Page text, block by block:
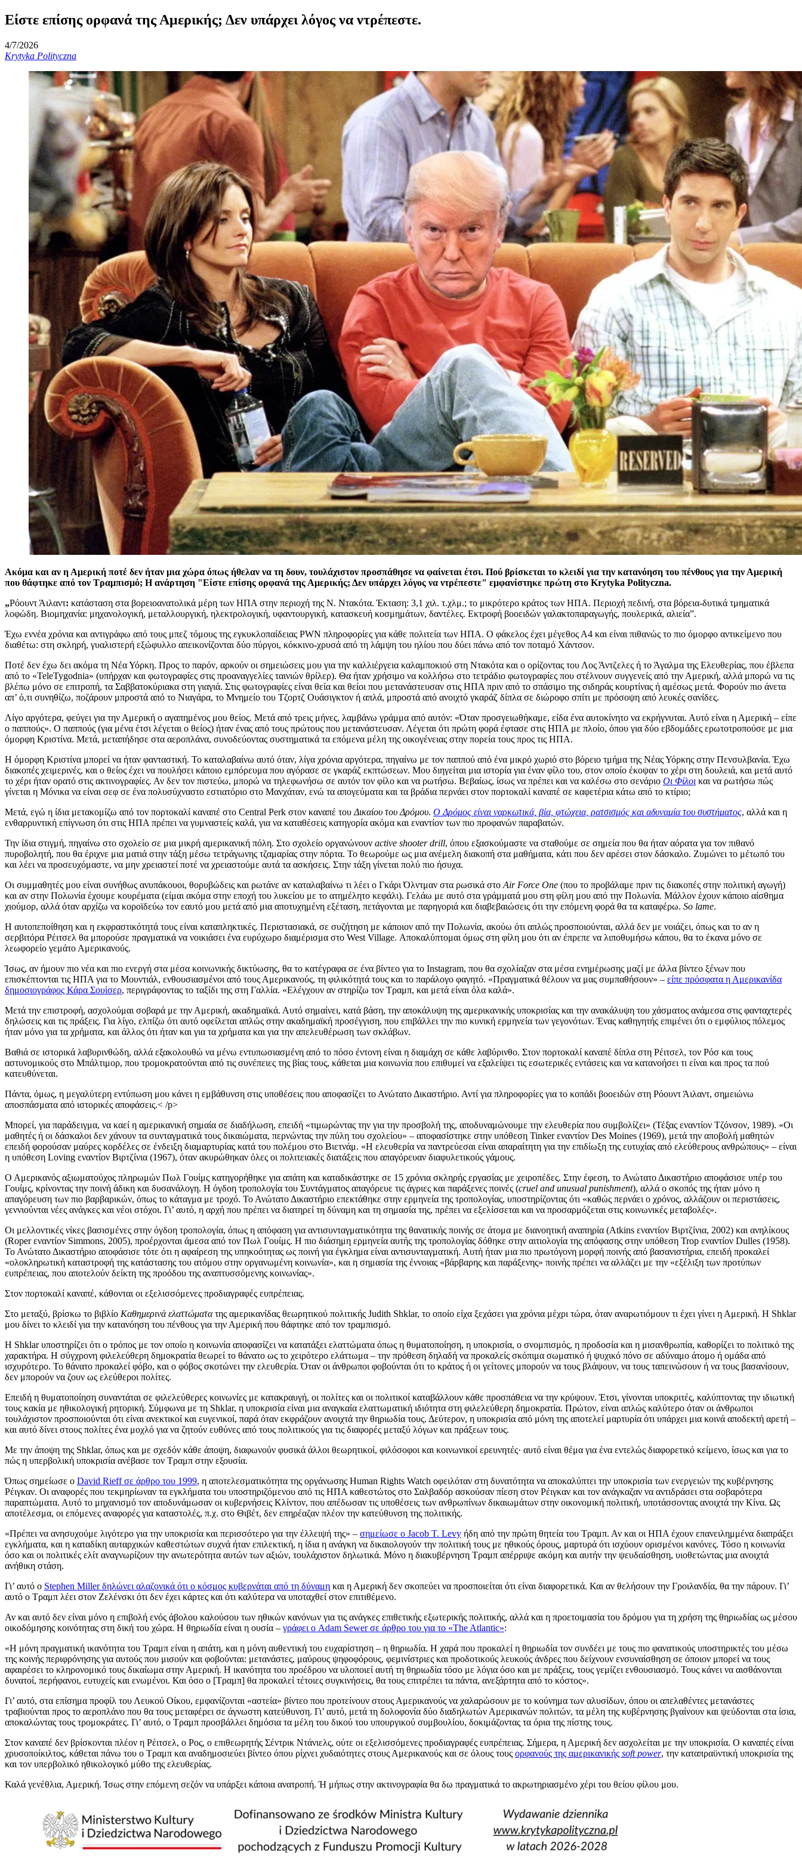
Είστε επίσης ορφανά της Αμερικής; Δεν υπάρχει λόγος να ντρέπεστε.
4/7/2026
Krytyka Polityczna
Ακόμα και αν η Αμερική ποτέ δεν ήταν μια χώρα όπως ήθελαν να τη δουν, τουλάχιστον προσπάθησε να φαίνεται έτσι. Πού βρίσκεται το κλειδί για την κατανόηση του πένθους για την Αμερική
που θάφτηκε από τον Τραμπισμό; Η ανάρτηση "Είστε επίσης ορφανά της Αμερικής; Δεν υπάρχει λόγος να ντρέπεστε" εμφανίστηκε πρώτη στο Krytyka Polityczna.
„Ρόουντ Άιλαντ: κατάσταση στα βορειοανατολικά μέρη των ΗΠΑ στην περιοχή της Ν. Ντακότα. Έκταση: 3,1 χιλ. τ.χλμ.; το μικρότερο κράτος των ΗΠΑ. Περιοχή πεδινή, στα βόρεια-δυτικά τμηματικά
λοφώδη. Βιομηχανία: μηχανολογική, μεταλλουργική, ηλεκτρολογική, υφαντουργική, κατασκευή κοσμημάτων, δαντέλες. Εκτροφή βοοειδών γαλακτοπαραγωγής, πουλερικά, αλιεία”.
Έχω εννέα χρόνια και αντιγράφω από τους μπεζ τόμους της εγκυκλοπαίδειας PWN πληροφορίες για κάθε πολιτεία των ΗΠΑ. Ο φάκελος έχει μέγεθος Α4 και είναι πιθανώς το πιο όμορφο αντικείμενο που
διαθέτω: στη σκληρή, γυαλιστερή εξώφυλλο απεικονίζονται δύο πύργοι, κόκκινο-χρυσά από τη λάμψη του ηλίου που δύει πάνω από τον ποταμό Χάντσον.
Ποτέ δεν έχω δει ακόμα τη Νέα Υόρκη. Προς το παρόν, αρκούν οι σημειώσεις μου για την καλλιέργεια καλαμποκιού στη Ντακότα και ο ορίζοντας του Λος Άντζελες ή το Άγαλμα της Ελευθερίας, που έβλεπα
από το «TeleTygodnia» (υπήρχαν και φωτογραφίες στις προαναγγελίες ταινιών θρίλερ). Θα ήταν χρήσιμο να κολλήσω στο τετράδιο φωτογραφίες που στέλνουν συγγενείς από την Αμερική, αλλά μπορώ να τις
βλέπω μόνο σε επιτροπή, τα Σαββατοκύριακα στη γιαγιά. Στις φωτογραφίες είναι θεία και θείοι που μετανάστευσαν στις ΗΠΑ πριν από το σπάσιμο της σιδηράς κουρτίνας ή αμέσως μετά. Φορούν πιο άνετα
απ’ ό,τι συνηθίζω, ποζάρουν μπροστά από το Νιαγάρα, το Μνημείο του Τζορτζ Ουάσιγκτον ή απλά, μπροστά από ανοιχτό γκαράζ δίπλα σε διώροφο σπίτι με πρόσοψη από λευκές σανίδες.
Λίγο αργότερα, φεύγει για την Αμερική ο αγαπημένος μου θείος. Μετά από τρεις μήνες, λαμβάνω γράμμα από αυτόν: «Όταν προσγειωθήκαμε, είδα ένα αυτοκίνητο να εκρήγνυται. Αυτό είναι η Αμερική – είπε
ο παππούς». Ο παππούς (για μένα έτσι λέγεται ο θείος) ήταν ένας από τους πρώτους που μετανάστευσαν. Λέγεται ότι πρώτη φορά έφτασε στις ΗΠΑ με πλοίο, όπου για δύο εβδομάδες ερωτοτροπούσε με μια
όμορφη Κριστίνα. Μετά, μεταπήδησε στα αεροπλάνα, συνοδεύοντας συστηματικά τα επόμενα μέλη της οικογένειας στην πορεία τους προς τις ΗΠΑ.
Η όμορφη Κριστίνα μπορεί να ήταν φανταστική. Το καταλαβαίνω αυτό όταν, λίγα χρόνια αργότερα, πηγαίνω με τον παππού από ένα μικρό χωριό στο βόρειο τμήμα της Νέας Υόρκης στην Πενσυλβανία. Έχω
διακοπές χειμερινές, και ο θείος έχει να πουλήσει κάποιο εμπόρευμα που αγόρασε σε γκαράζ εκπτώσεων. Μου διηγείται μια ιστορία για έναν φίλο του, στον οποίο έκοψαν το χέρι στη δουλειά, και μετά αυτό
το χέρι ήταν ορατό στις ακτινογραφίες. Αν δεν τον πιστεύω, μπορώ να τηλεφωνήσω σε αυτόν τον φίλο και να ρωτήσω. Βεβαίως, ίσως να πρέπει και να καλέσω στο σενάριο Οι Φίλοι και να ρωτήσω πώς
γίνεται η Μόνικα να είναι σεφ σε ένα πολυσύχναστο εστιατόριο στο Μανχάταν, ενώ τα απογεύματα και τα βράδια περνάει στον πορτοκαλί καναπέ σε καφετέρια κάτω από το κτίριο;
Μετά, εγώ η ίδια μετακομίζω από τον πορτοκαλί καναπέ στο Central Perk στον καναπέ του Δικαίου του Δρόμου. Ο Δρόμος είναι ναρκωτικά, βία, φτώχεια, ρατσισμός και αδυναμία του συστήματος, αλλά και η
ενθαρρυντική επίγνωση ότι στις ΗΠΑ πρέπει να γυμναστείς καλά, για να καταθέσεις κατηγορία ακόμα και εναντίον των πιο προφανών παραβατών.
Την ίδια στιγμή, πηγαίνω στο σχολείο σε μια μικρή αμερικανική πόλη. Στο σχολείο οργανώνουν active shooter drill, όπου εξασκούμαστε να σταθούμε σε σημεία που θα ήταν αόρατα για τον πιθανό
πυροβολητή, που θα έριχνε μια ματιά στην τάξη μέσω τετράγωνης τζαμαρίας στην πόρτα. Το θεωρούμε ως μια ανέμελη διακοπή στα μαθήματα, κάτι που δεν αρέσει στον δάσκαλο. Ζυμώνει το μέτωπό του
και λέει να προσευχόμαστε, να μην χρειαστεί ποτέ να χρειαστούμε αυτά τα ασκήσεις. Στην τάξη γίνεται πολύ πιο ήσυχα.
Οι συμμαθητές μου είναι συνήθως ανυπάκουοι, θορυβώδεις και ρωτάνε αν καταλαβαίνω τι λέει ο Γκάρι Όλντμαν στα ρωσικά στο Air Force One (που το προβάλαμε πριν τις διακοπές στην πολιτική αγωγή)
και αν στην Πολωνία έχουμε κουρέματα (είμαι ακόμα στην εποχή του λυκείου με το ατημέλητο κεφάλι). Γελάω με αυτό στα γράμματά μου στη φίλη μου από την Πολωνία. Μάλλον έχουν κάποιο αίσθημα
χιούμορ, αλλά όταν αρχίζω να κοροϊδεύω τον εαυτό μου μετά από μια αποτυχημένη εξέταση, πετάγονται με παρηγοριά και διαβεβαιώσεις ότι την επόμενη φορά θα τα καταφέρω. So lame.
Η αυτοπεποίθηση και η εκφραστικότητά τους είναι καταπληκτικές. Περιστασιακά, σε συζήτηση με κάποιον από την Πολωνία, ακούω ότι απλώς προσποιούνται, αλλά δεν με νοιάζει, όπως και το αν η
σερβιτόρα Ρέιτσελ θα μπορούσε πραγματικά να νοικιάσει ένα ευρύχωρο διαμέρισμα στο West Village. Αποκαλύπτομαι όμως στη φίλη μου ότι αν έπρεπε να λιποθυμήσω κάπου, θα το έκανα μόνο σε
λεωφορείο γεμάτο Αμερικανούς.
Ίσως, αν ήμουν πιο νέα και πιο ενεργή στα μέσα κοινωνικής δικτύωσης, θα το κατέγραφα σε ένα βίντεο για το Instagram, που θα σχολίαζαν στα μέσα ενημέρωσης μαζί με άλλα βίντεο ξένων που
επισκέπτονται τις ΗΠΑ για το Μουντιάλ, ενθουσιασμένοι από τους Αμερικανούς, τη φιλικότητά τους και το παράλογο φαγητό. «Πραγματικά θέλουν να μας συμπαθήσουν» – είπε πρόσφατα η Αμερικανίδα
δημοσιογράφος Κάρα Σουίσερ, περιγράφοντας το ταξίδι της στη Γαλλία. «Ελέγχουν αν στηρίζω τον Τραμπ, και μετά είναι όλα καλά».
Μετά την επιστροφή, ασχολούμαι σοβαρά με την Αμερική, ακαδημαϊκά. Αυτό σημαίνει, κατά βάση, την αποκάλυψη της αμερικανικής υποκρισίας και την ανακάλυψη του χάσματος ανάμεσα στις φανταχτερές
δηλώσεις και τις πράξεις. Για λίγο, ελπίζω ότι αυτό οφείλεται απλώς στην ακαδημαϊκή προσέγγιση, που επιβάλλει την πιο κυνική ερμηνεία των γεγονότων. Ένας καθηγητής επιμένει ότι ο εμφύλιος πόλεμος
ήταν μόνο για τα χρήματα, και άλλος ότι ήταν και για τα χρήματα και για την απελευθέρωση των σκλάβων.
Βαθιά σε ιστορικά λαβυρινθώδη, αλλά εξακολουθώ να μένω εντυπωσιασμένη από το πόσο έντονη είναι η διαμάχη σε κάθε λαβύρινθο. Στον πορτοκαλί καναπέ δίπλα στη Ρέιτσελ, τον Ρόσ και τους
αστυνομικούς στο Μπάλτιμορ, που τρομοκρατούνται από τις συνέπειες της βίας τους, κάθεται μια κοινωνία που επιθυμεί να εξαλείψει τις εσωτερικές εντάσεις και να κατανοήσει τι είναι και προς τα πού
κατευθύνεται.
Πάντα, όμως, η μεγαλύτερη εντύπωση μου κάνει η εμβάθυνση στις υποθέσεις που αποφασίζει το Ανώτατο Δικαστήριο. Αντί για πληροφορίες για το κοπάδι βοοειδών στη Ρόουντ Άιλαντ, σημειώνω
αποσπάσματα από ιστορικές αποφάσεις.< /p>
Μπορεί, για παράδειγμα, να καεί η αμερικανική σημαία σε διαδήλωση, επειδή «τιμωρώντας την για την προσβολή της, αποδυναμώνουμε την ελευθερία που συμβολίζει» (Τέξας εναντίον Τζόνσον, 1989). «Οι
μαθητές ή οι δάσκαλοι δεν χάνουν τα συνταγματικά τους δικαιώματα, περνώντας την πύλη του σχολείου» – αποφασίστηκε στην υπόθεση Tinker εναντίον Des Moines (1969), μετά την αποβολή μαθητών
επειδή φορούσαν μαύρες κορδέλες σε ένδειξη διαμαρτυρίας κατά του πολέμου στο Βιετνάμ. «Η ελευθερία να παντρεύεσαι είναι απαραίτητη για την επιδίωξη της ευτυχίας από ελεύθερους ανθρώπους» – είναι
η υπόθεση Loving εναντίον Βιρτζίνια (1967), όταν ακυρώθηκαν όλες οι πολιτειακές διατάξεις που απαγόρευαν διαφυλετικούς γάμους.
Ο Αμερικανός αξιωματούχος πληρωμών Πωλ Γουίμς κατηγορήθηκε για απάτη και καταδικάστηκε σε 15 χρόνια σκληρής εργασίας με χειροπέδες. Στην έφεση, το Ανώτατο Δικαστήριο αποφάσισε υπέρ του
Γουίμς, κρίνoντας την ποινή άδικη και δυσανάλογη. Η όγδοη τροπολογία του Συντάγματος απαγόρευε τις άγριες και παράξενες ποινές (cruel and unusual punishment), αλλά ο σκοπός της ήταν μόνο η
απαγόρευση των πιο βαρβαρικών, όπως το κάταγμα με τροχό. Το Ανώτατο Δικαστήριο επεκτάθηκε στην ερμηνεία της τροπολογίας, υποστηρίζοντας ότι «καθώς περνάει ο χρόνος, αλλάζουν οι περιστάσεις,
γεννιούνται νέες ανάγκες και νέοι στόχοι. Γι’ αυτό, η αρχή που πρέπει να διατηρεί τη δύναμη και τη σημασία της, πρέπει να εξελίσσεται και να προσαρμόζεται στις κοινωνικές μεταβολές».
Οι μελλοντικές νίκες βασισμένες στην όγδοη τροπολογία, όπως η απόφαση για αντισυνταγματικότητα της θανατικής ποινής σε άτομα με διανοητική αναπηρία (Atkins εναντίον Βιρτζίνια, 2002) και ανηλίκους
(Roper εναντίον Simmons, 2005), προέρχονται άμεσα από τον Πωλ Γουίμς. Η πιο διάσημη ερμηνεία αυτής της τροπολογίας δόθηκε στην αιτιολογία της απόφασης στην υπόθεση Trop εναντίον Dulles (1958).
Το Ανώτατο Δικαστήριο αποφάσισε τότε ότι η αφαίρεση της υπηκοότητας ως ποινή για έγκλημα είναι αντισυνταγματική. Αυτή ήταν μια πιο πρωτόγονη μορφή ποινής από βασανιστήρια, επειδή προκαλεί
«ολοκληρωτική καταστροφή της κατάστασης του ατόμου στην οργανωμένη κοινωνία», και η σημασία της έννοιας «βάρβαρης και παράξενης» ποινής πρέπει να αλλάζει με την «εξέλιξη των προτύπων
ευπρέπειας, που αποτελούν δείκτη της προόδου της αναπτυσσόμενης κοινωνίας».
Στον πορτοκαλί καναπέ, κάθονται οι εξελισσόμενες προδιαγραφές ευπρέπειας.
Στο μεταξύ, βρίσκω το βιβλίο Καθημερινά ελαττώματατης αμερικανίδας θεωρητικού πολιτικής Judith Shklar, το οποίο είχα ξεχάσει για χρόνια μέχρι τώρα, όταν αναρωτιόμουν τι έχει γίνει η Αμερική. Η Shklar
μου δίνει το κλειδί για την κατανόηση του πένθους για την Αμερική που θάφτηκε από τον τραμπισμό.
Η Shklar υποστηρίζει ότι ο τρόπος με τον οποίο η κοινωνία αποφασίζει να κατατάξει ελαττώματα όπως η θυματοποίηση, η υποκρισία, ο σνομπισμός, η προδοσία και η μισανθρωπία, καθορίζει το πολιτικό της
χαρακτήρα. Η σύγχρονη φιλελεύθερη δημοκρατία θεωρεί το θάνατο ως το χειρότερο ελάττωμα – την πρόθεση δηλαδή να προκαλείς σκόπιμα σωματικό ή ψυχικό πόνο σε αδύναμο άτομο ή ομάδα από
ισχυρότερο. Το θάνατο προκαλεί φόβο, και ο φόβος σκοτώνει την ελευθερία. Όταν οι άνθρωποι φοβούνται ότι το κράτος ή οι γείτονες μπορούν να τους βλάψουν, να τους ταπεινώσουν ή να τους βασανίσουν,
δεν μπορούν να ζουν ως ελεύθεροι πολίτες.
Επειδή η θυματοποίηση συναντάται σε φιλελεύθερες κοινωνίες με κατακραυγή, οι πολίτες και οι πολιτικοί καταβάλλουν κάθε προσπάθεια να την κρύψουν. Έτσι, γίνονται υποκριτές, καλύπτοντας την ιδιωτική
τους κακία με ηθικολογική ρητορική. Σύμφωνα με τη Shklar, η υποκρισία είναι μια αναγκαία ελαττωματική ιδιότητα στη φιλελεύθερη δημοκρατία. Πρώτον, είναι απλώς καλύτερο όταν οι άνθρωποι
τουλάχιστον προσποιούνται ότι είναι ανεκτικοί και ευγενικοί, παρά όταν εκφράζουν ανοιχτά την θηριωδία τους. Δεύτερον, η υποκρισία από μόνη της αποτελεί μαρτυρία ότι υπάρχει μια κοινά αποδεκτή αρετή –
και αυτό δίνει στους πολίτες ένα μοχλό για να ζητούν ευθύνες από τους πολιτικούς για τις διαφορές μεταξύ λόγων και πράξεων τους.
Με την άποψη της Shklar, όπως και με σχεδόν κάθε άποψη, διαφωνούν φυσικά άλλοι θεωρητικοί, φιλόσοφοι και κοινωνικοί ερευνητές· αυτό είναι θέμα για ένα εντελώς διαφορετικό κείμενο, ίσως και για το
πώς η υπερβολική υποκρισία ανέβασε τον Τραμπ στην εξουσία.
Όπως σημείωσε ο David Rieff σε άρθρο του 1999, η αποτελεσματικότητα της οργάνωσης Human Rights Watch οφειλόταν στη δυνατότητα να αποκαλύπτει την υποκρισία των ενεργειών της κυβέρνησης
Ρέιγκαν. Οι αναφορές που τεκμηρίωναν τα εγκλήματα του υποστηριζόμενου από τις ΗΠΑ καθεστώτος στο Σαλβαδόρ ασκούσαν πίεση στον Ρέιγκαν και τον ανάγκαζαν να αντιδράσει στα σοβαρότερα
παραπτώματα. Αυτό το μηχανισμό τον αποδυνάμωσαν οι κυβερνήσεις Κλίντον, που απέδωσαν τις υποθέσεις των ανθρωπίνων δικαιωμάτων στην οικονομική πολιτική, υποτάσσοντας ανοιχτά την Κίνα. Ως
αποτέλεσμα, οι επόμενες αναφορές για καταστολές, π.χ. στο Θιβέτ, δεν επηρέαζαν πλέον την κατεύθυνση της πολιτικής.
«Πρέπει να ανησυχούμε λιγότερο για την υποκρισία και περισσότερο για την έλλειψή της» – σημείωσε ο Jacob T. Levy ήδη από την πρώτη θητεία του Τραμπ. Αν και οι ΗΠΑ έχουν επανειλημμένα διαπράξει
εγκλήματα, και η καταδίκη αυταρχικών καθεστώτων συχνά ήταν επιλεκτική, η ίδια η ανάγκη να δικαιολογούν την πολιτική τους με ηθικούς όρους, μαρτυρά ότι ισχύουν ορισμένοι κανόνες. Τόσο η κοινωνία
όσο και οι πολιτικές ελίτ αναγνωρίζουν την ανωτερότητα αυτών των αξιών, τουλάχιστον δηλωτικά. Μόνο η διακυβέρνηση Τραμπ απέρριψε ακόμη και αυτήν την ψευδαίσθηση, υιοθετώντας μια ανοιχτά
ανήθικη στάση.
Γι’ αυτό ο Stephen Miller δηλώνει αλαζονικά ότι ο κόσμος κυβερνάται από τη δύναμη και η Αμερική δεν σκοπεύει να προσποιείται ότι είναι διαφορετικά. Και αν θελήσουν την Γροιλανδία, θα την πάρουν. Γι’
αυτό ο Τραμπ λέει στον Ζελένσκι ότι δεν έχει κάρτες και ότι καλύτερα να υποταχθεί στον επιτιθέμενο.
Αν και αυτό δεν είναι μόνο η επιβολή ενός άβολου καλούσου των ηθικών κανόνων για τις ανάγκες επιθετικής εξωτερικής πολιτικής, αλλά και η προετοιμασία του δρόμου για τη χρήση της θηριωδίας ως μέσου
οικοδόμησης κοινότητας στη δική του χώρα. Η θηριωδία είναι η ουσία – γράφει ο Adam Sewer σε άρθρο του για το «The Atlantic»:
«Η μόνη πραγματική ικανότητα του Τραμπ είναι η απάτη, και η μόνη αυθεντική του ευχαρίστηση – η θηριωδία. Η χαρά που προκαλεί η θηριωδία τον συνδέει με τους πιο φανατικούς υποστηρικτές του μέσω
της κοινής περιφρόνησης για αυτούς που μισούν και φοβούνται: μετανάστες, μαύρους ψηφοφόρους, φεμινίστριες και προδοτικούς λευκούς άνδρες που δείχνουν ενσυναίσθηση σε όποιον μπορεί να τους
αφαιρέσει το κληρονομικό τους δικαίωμα στην Αμερική. Η ικανότητα του προέδρου να υλοποιεί αυτή τη θηριωδία τόσο με λόγια όσο και με πράξεις, τους γεμίζει ενθουσιασμό. Τους κάνει να αισθάνονται
δυνατοί, περήφανοι, ευτυχείς και ενωμένοι. Και όσο ο [Τραμπ] θα προκαλεί τέτοιες συγκινήσεις, θα τους επιτρέπει τα πάντα, ανεξάρτητα από το κόστος».
Γι’ αυτό, στα επίσημα προφίλ του Λευκού Οίκου, εμφανίζονται «αστεία» βίντεο που προτείνουν στους Αμερικανούς να χαλαρώσουν με το κούνημα των αλυσίδων, όπου οι απελαθέντες μετανάστες
τραβιούνται προς το αεροπλάνο που θα τους μεταφέρει σε άγνωστη κατεύθυνση. Γι’ αυτό, μετά τη δολοφονία δύο διαδηλωτών Αμερικανών πολιτών, τα μέλη της κυβέρνησης βγαίνουν και ψεύδονται στα ίσια,
αποκαλώντας τους τρομοκράτες. Γι’ αυτό, ο Τραμπ προσβάλλει δημόσια τα μέλη του δικού του υπουργικού συμβουλίου, δοκιμάζοντας τα όρια της πίστης τους.
Στον καναπέ δεν βρίσκονται πλέον η Ρέιτσελ, ο Ρος, ο επιθεωρητής Σέντρικ Ντάνιελς, ούτε οι εξελισσόμενες προδιαγραφές ευπρέπειας. Σήμερα, η Αμερική δεν ασχολείται με την υποκρισία. Ο καναπές είναι
χρυσοποίκιλτος, κάθεται πάνω του ο Τραμπ και αναδημοσιεύει βίντεο όπου ρίχνει χυδαιότητες στους Αμερικανούς και σε όλους τους ορφανούς της αμερικανικής soft power, την καταπραϋντική υποκρισία της
και τον υπερβολικό ηθικολογικό μύθο της ελευθερίας.
Καλά γενέθλια, Αμερική. Ίσως στην επόμενη σεζόν να υπάρξει κάποια ανατροπή. Ή μήπως στην ακτινογραφία θα δω πραγματικά το ακρωτηριασμένο χέρι του θείου φίλου μου.